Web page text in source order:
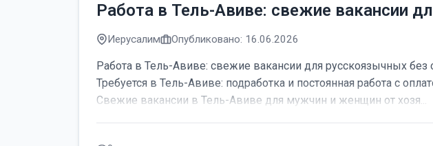
Работа в Тель-Авиве: свежие вакансии
Иерусалим Опубликовано: 16.06.2026
Работа в Тель-Авиве: свежие вакансии для русскоязычных без
Требуется в Тель-Авиве: подработка и постоянная работа с
Свежие вакансии в Тель-Авиве для мужчин и женщин от хозя...